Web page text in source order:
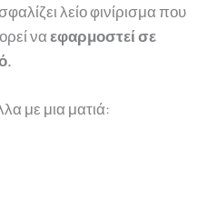
λείο φινίρισμα που
ναεφαρμοστεί σε
με μια ματιά: